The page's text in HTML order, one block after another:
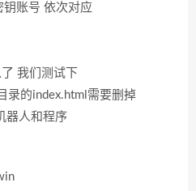
账号 依次对应
我们测试下
的index.html需要删掉
器人和程序